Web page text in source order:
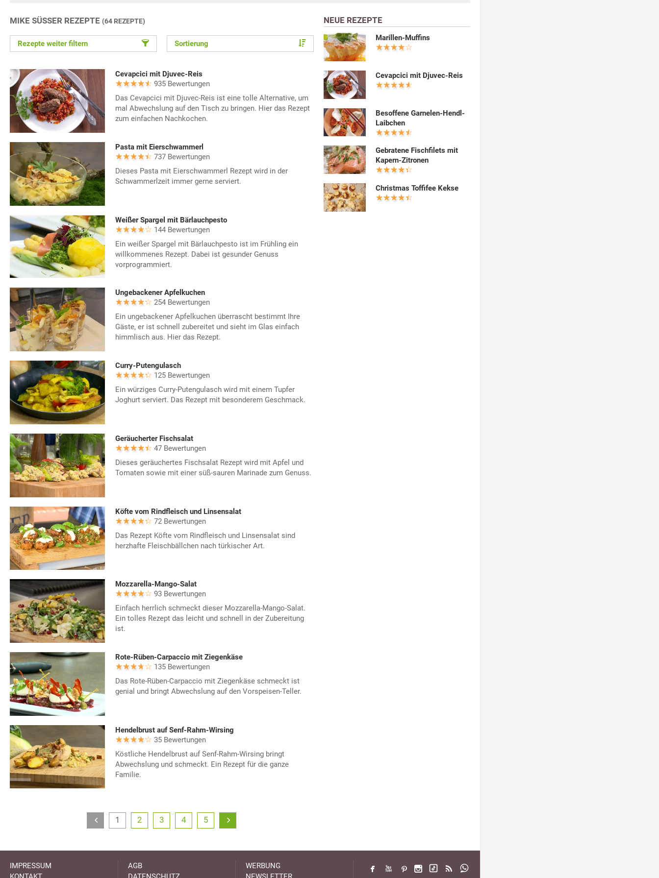
MIKE SÜSSER REZEPTE (64 REZEPTE)
Rezepte weiter filtern Sortierung
Cevapcici mit Djuvec-Reis
935 Bewertungen
Das Cevapcici mit Djuvec-Reis ist eine tolle Alternative, um
mal Abwechslung auf den Tisch zu bringen. Hier das Rezept
zum einfachen Nachkochen.
Pasta mit Eierschwammerl
737 Bewertungen
Dieses Pasta mit Eierschwammerl Rezept wird in der
Schwammerlzeit immer gerne serviert.
Weißer Spargel mit Bärlauchpesto
144 Bewertungen
Ein weißer Spargel mit Bärlauchpesto ist im Frühling ein
willkommenes Rezept. Dabei ist gesunder Genuss
vorprogrammiert.
Ungebackener Apfelkuchen
254 Bewertungen
Ein ungebackener Apfelkuchen überrascht bestimmt Ihre
Gäste, er ist schnell zubereitet und sieht im Glas einfach
himmlisch aus. Hier das Rezept.
Curry-Putengulasch
125 Bewertungen
Ein würziges Curry-Putengulasch wird mit einem Tupfer
Joghurt serviert. Das Rezept mit besonderem Geschmack.
Geräucherter Fischsalat
47 Bewertungen
Dieses geräuchertes Fischsalat Rezept wird mit Apfel und
Tomaten sowie mit einer süß-sauren Marinade zum Genuss.
Köfte vom Rindfleisch und Linsensalat
72 Bewertungen
Das Rezept Köfte vom Rindfleisch und Linsensalat sind
herzhafte Fleischbällchen nach türkischer Art.
Mozzarella-Mango-Salat
93 Bewertungen
Einfach herrlich schmeckt dieser Mozzarella-Mango-Salat.
Ein tolles Rezept das leicht und schnell in der Zubereitung
ist.
Rote-Rüben-Carpaccio mit Ziegenkäse
135 Bewertungen
Das Rote-Rüben-Carpaccio mit Ziegenkäse schmeckt ist
genial und bringt Abwechslung auf den Vorspeisen-Teller.
Hendelbrust auf Senf-Rahm-Wirsing
35 Bewertungen
Köstliche Hendelbrust auf Senf-Rahm-Wirsing bringt
Abwechslung und schmeckt. Ein Rezept für die ganze
Familie.
1 2 3 4 5
NEUE REZEPTE
Marillen-Muffins
Cevapcici mit Djuvec-Reis
Besoffene Garnelen-Hendl-
Laibchen
Gebratene Fischfilets mit
Kapern-Zitronen
Christmas Toffifee Kekse
IMPRESSUM
AGB
WERBUNG